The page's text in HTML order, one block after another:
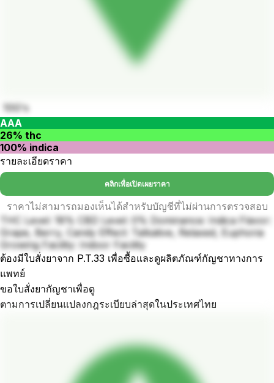
10G's
AAA
26% thc
100% indica
รายละเอียดราคา
คลิกเพื่อเปิดเผยราคา
ราคาไม่สามารถมองเห็นได้สำหรับบัญชีที่ไม่ผ่านการตรวจสอบ
THC Level: 18% CBD Level: 0% Dominance: Indica Flavor:
Grape, Berry, Candy Effect: Talkative, Relaxed, Euphoria
Growing Facility: Indoor Facility
ต้องมีใบสั่งยาจาก P.T.33 เพื่อซื้อและดูผลิตภัณฑ์กัญชาทางการ
แพทย์
ขอใบสั่งยากัญชาเพื่อดู
ตามการเปลี่ยนแปลงกฎระเบียบล่าสุดในประเทศไทย